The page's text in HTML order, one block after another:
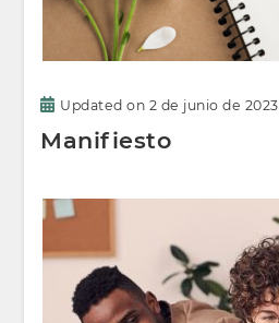
Updated on 2 de junio de 2023
Manifiesto